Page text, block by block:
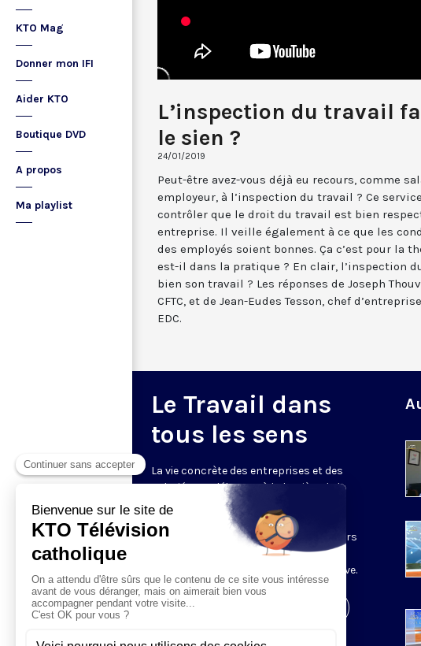
KTO Mag
Donner mon IFI
Aider KTO
Boutique DVD
A propos
Ma playlist
L’inspection du travail
le sien ?
24/01/2019
Peut-être avez-vous déjà eu recours, comme
employeur, à l’inspection du travail ? Ce
contrôler que le droit du travail est bien
entreprise. Il veille également à ce que les
des employés soient bonnes. Ça c’est pour la
est-il dans la pratique ? En clair, l’inspection
bien son travail ? Les réponses de Joseph
CFTC, et de Jean-Eudes Tesson, chef
EDC.
Le Travail dans
tous les sens
La vie concrète des entreprises et des
salariés est débattue à la lumière de la
pensée sociale de l’Église par Joseph
Thouvenel, vice‑président de la
Confédération française des travailleurs
chrétiens, et Jean‑Eudes Tesson, chef
d’entreprise. Animé par Priscilia de Selve.
Visiter la page de l'émission